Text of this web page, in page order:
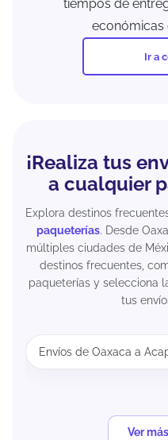
tiempos de
económicas
Ir a
¡Realiza tus
a cualquier
Explora destinos
paqueterías. Desde
múltiples ciudades de
destinos frecuentes,
paqueterías y selecciona
tus
Envíos de Oaxaca a
Ver